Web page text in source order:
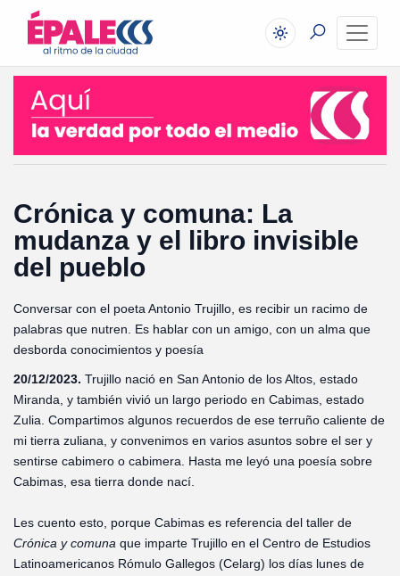
Crónica y comuna: La
mudanza y el libro invisible
del pueblo
Conversar con el poeta Antonio Trujillo, es recibir un racimo de
palabras que nutren. Es hablar con un amigo, con un alma que
desborda conocimientos y poesía
20/12/2023. Trujillo nació en San Antonio de los Altos, estado
Miranda, y también vivió un largo periodo en Cabimas, estado
Zulia. Compartimos algunos recuerdos de ese terruño caliente de
mi tierra zuliana, y convenimos en varios asuntos sobre el ser y
sentirse cabimero o cabimera. Hasta me leyó una poesía sobre
Cabimas, esa tierra donde nací.
Les cuento esto, porque Cabimas es referencia del taller de
Crónica ycomuna que imparte Trujillo en el Centro de Estudios
Latinoamericanos Rómulo Gallegos (Celarg) los días lunes de